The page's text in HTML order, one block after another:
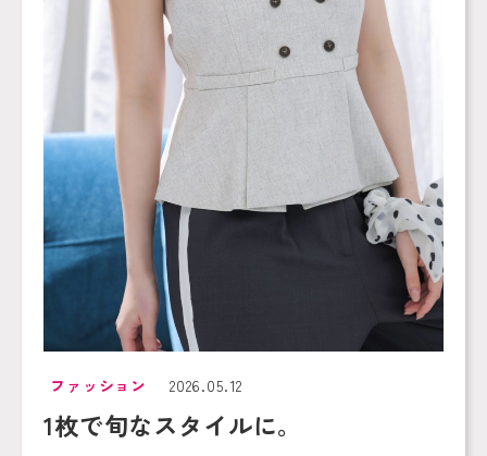
ファッション 2026.05.12
1枚で旬なスタイルに。